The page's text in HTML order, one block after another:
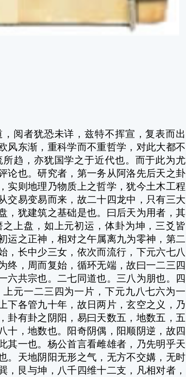
者犹恐未详，兹特不挥宣，复表而出
风东渐，重科学而不重哲学，对此大都不
趋，亦犹国学之于近代也。而于此为尤
论也。研究者，第一务从阿洛先后天之卦
实则地理乃物质上之哲学，犹今土木工程
交易变易而来，故二十四龙中，只有三大
，犹建筑之基础是也。曰后天为用者，其
上盘，如上元初运，体卦为坤，三爻皆
运之正神，相对之午属离九为零神，第二
，长中少三女，依次而流行，下元六七八
终，周而复始，循环无端，故曰一二三四
六共宗也。二七同道也。三八为朋也。四
元一二三四为一片，下元九八七六为一
下各管九十年，故日两片，玄空之义，乃
卦有卦之阴阳，易曰天数五，地数五，五
十，地数也。阳奇阴偶，阳顺阴逆，故四
其一也。杨公首言看雌雄者，乃先明乎天
。天地阴阳无形之气，无方不交媾，无时
艮与坤，八千四维十二支，凡相对者，